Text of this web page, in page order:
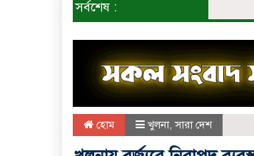
সর্বশেষ :
হোম খুলনা,সারা দেশ